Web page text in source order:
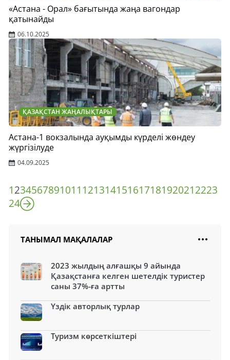
«Астана - Орал» бағытында жаңа вагондар
қатынайды
06.10.2025
ҚАЗАҚСТАН ЖАҢАЛЫҚТАРЫ
Астана-1 вокзалында ауқымды күрделі жөндеу
жүргізілуде
04.09.2025
1234567891011 121314151617181920212223
24
ТАНЫМАЛ МАҚАЛАЛАР
2023 жылдың алғашқы 9 айында
Қазақстанға келген шетелдік туристер
саны 37%-ға артты
Үздік авторлық турлар
Туризм көрсеткіштері